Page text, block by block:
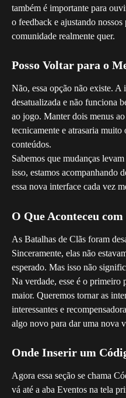
também é importante para
o feedback e ajustando
comunidade realmente quer.
Posso Voltar para o
Não, essa opção não existe. A
desatualizada e não funciona
ao jogo. Manter dois menus
tecnicamente e atrasaria
conteúdos.
Sabemos que mudanças
isso, estamos acompanhando
essa nova interface cada vez
O Que Aconteceu
As Batalhas de Clãs foram
Sinceramente, elas não
esperado. Mas isso não
Na verdade, esse é o primeiro
maior. Queremos tornar as
interessantes e
algo novo para dar uma nova
Onde Inserir um
Agora essa seção se chama
vá até a aba Eventos na tela